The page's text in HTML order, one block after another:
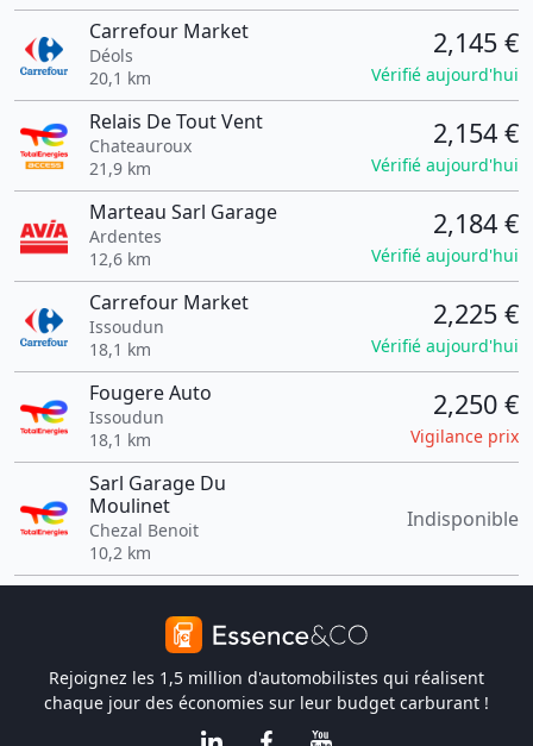
Carrefour Market
Déols
20,1 km
2,145 €
Vérifié aujourd'hui
Relais De Tout Vent
Chateauroux
21,9 km
2,154 €
Vérifié aujourd'hui
Marteau Sarl Garage
Ardentes
12,6 km
2,184 €
Vérifié aujourd'hui
Carrefour Market
Issoudun
18,1 km
2,225 €
Vérifié aujourd'hui
Fougere Auto
Issoudun
18,1 km
2,250 €
Vigilance prix
Sarl Garage Du
Moulinet
Chezal Benoit
10,2 km
Indisponible
Rejoignez les 1,5 million d'automobilistes qui réalisent
chaque jour des économies sur leur budget carburant !